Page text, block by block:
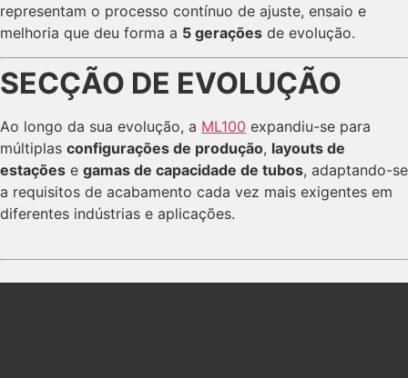
representam o processo contínuo de ajuste, ensaio e
melhoria que deu forma a 5 gerações de evolução.
SECÇÃO DE EVOLUÇÃO
Ao longo da sua evolução, a ML100 expandiu-se para
múltiplas configurações de produção, layouts de
estações e gamas de capacidade de tubos, adaptando-se
a requisitos de acabamento cada vez mais exigentes em
diferentes indústrias e aplicações.